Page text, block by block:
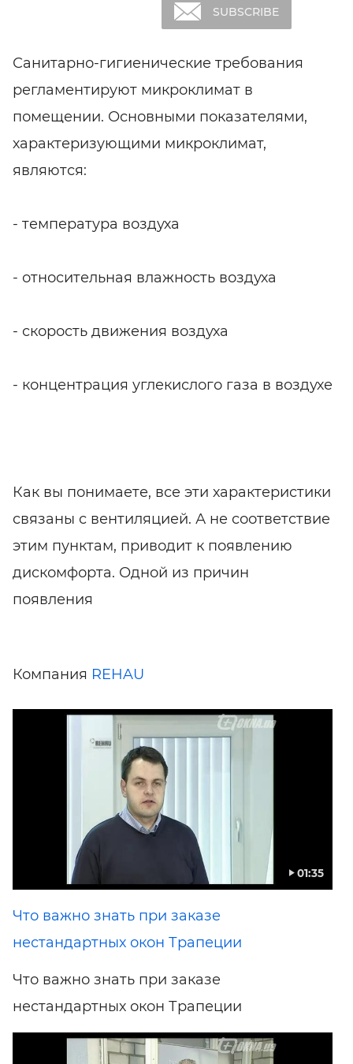
SUBSCRIBE
Санитарно-гигиенические требования
регламентируют микроклимат в
помещении. Основными показателями,
характеризующими микроклимат,
являются:
- температура воздуха
- относительная влажность воздуха
- скорость движения воздуха
- концентрация углекислого газа в воздухе
Как вы понимаете, все эти характеристики
связаны с вентиляцией. А не соответствие
этим пунктам, приводит к появлению
дискомфорта. Одной из причин
появления
Компания REHAU
01:35
Что важно знать при заказе
нестандартных окон Трапеции
Что важно знать при заказе
нестандартных окон Трапеции